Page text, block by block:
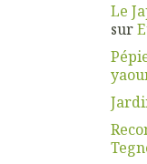
Le
sur